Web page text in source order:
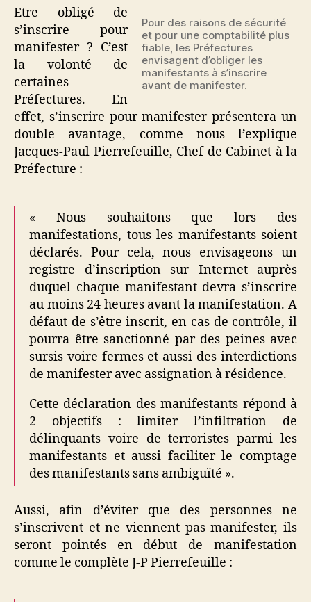
Pour des raisons de sécurité
et pour une comptabilité plus
fiable, les Préfectures
envisagent d’obliger les
manifestants à s’inscrire
avant de manifester.
Etre obligé de
s’inscrire pour
manifester ? C’est
la volonté de
certaines
Préfectures. En
effet, s’inscrire pour manifester présentera un
double avantage, comme nous l’explique
Jacques-Paul Pierrefeuille, Chef de Cabinet à la
Préfecture :
« Nous souhaitons que lors des
manifestations, tous les manifestants soient
déclarés. Pour cela, nous envisageons un
registre d’inscription sur Internet auprès
duquel chaque manifestant devra s’inscrire
au moins 24 heures avant la manifestation. A
défaut de s’être inscrit, en cas de contrôle, il
pourra être sanctionné par des peines avec
sursis voire fermes et aussi des interdictions
de manifester avec assignation à résidence.
Cette déclaration des manifestants répond à
2 objectifs : limiter l’infiltration de
délinquants voire de terroristes parmi les
manifestants et aussi faciliter le comptage
des manifestants sans ambiguïté ».
Aussi, afin d’éviter que des personnes ne
s’inscrivent et ne viennent pas manifester, ils
seront pointés en début de manifestation
comme le complète J-P Pierrefeuille :